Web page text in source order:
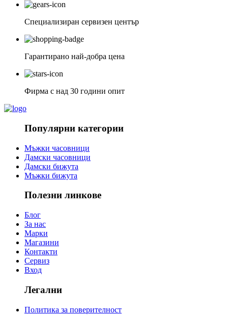
Специализиран сервизен център
Гарантирано най-добра цена
Фирма с над 30 години опит
Популярни категории
Мъжки часовници
Дамски часовници
Дамски бижута
Мъжки бижута
Полезни линкове
Блог
За нас
Марки
Магазини
Контакти
Сервиз
Вход
Легални
Политика за поверителност